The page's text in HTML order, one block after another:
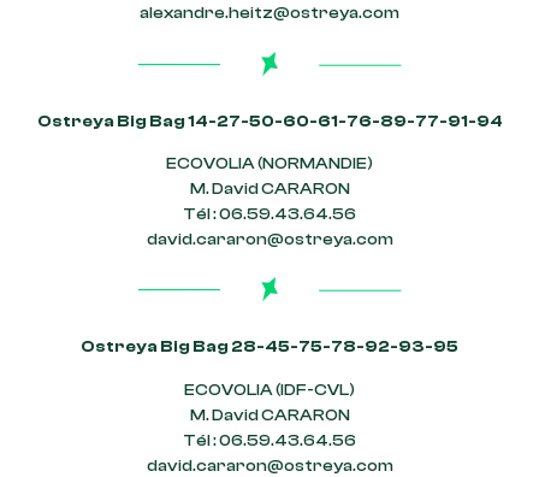
alexandre.heitz@ostreya.com
Ostreya Big Bag 14-27-50-60-61-76-89-77-91-94
ECOVOLIA (NORMANDIE)
M. David CARARON
Tél : 06.59.43.64.56
david.cararon@ostreya.com
Ostreya Big Bag 28-45-75-78-92-93-95
ECOVOLIA (IDF-CVL)
M. David CARARON
Tél : 06.59.43.64.56
david.cararon@ostreya.com